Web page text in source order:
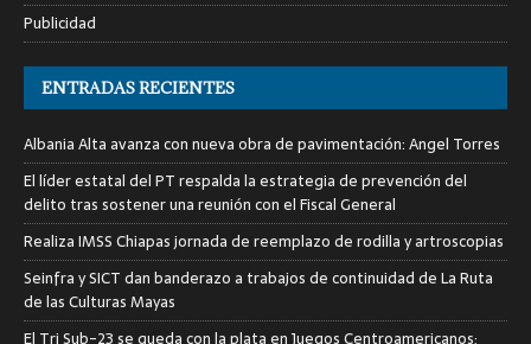
Publicidad
ENTRADAS RECIENTES
Albania Alta avanza con nueva obra de pavimentación: Angel Torres
El líder estatal del PT respalda la estrategia de prevención del
delito tras sostener una reunión con el Fiscal General
Realiza IMSS Chiapas jornada de reemplazo de rodilla y artroscopias
Seinfra y SICT dan banderazo a trabajos de continuidad de La Ruta
de las Culturas Mayas
El Tri Sub-23 se queda con la plata en Juegos Centroamericanos;